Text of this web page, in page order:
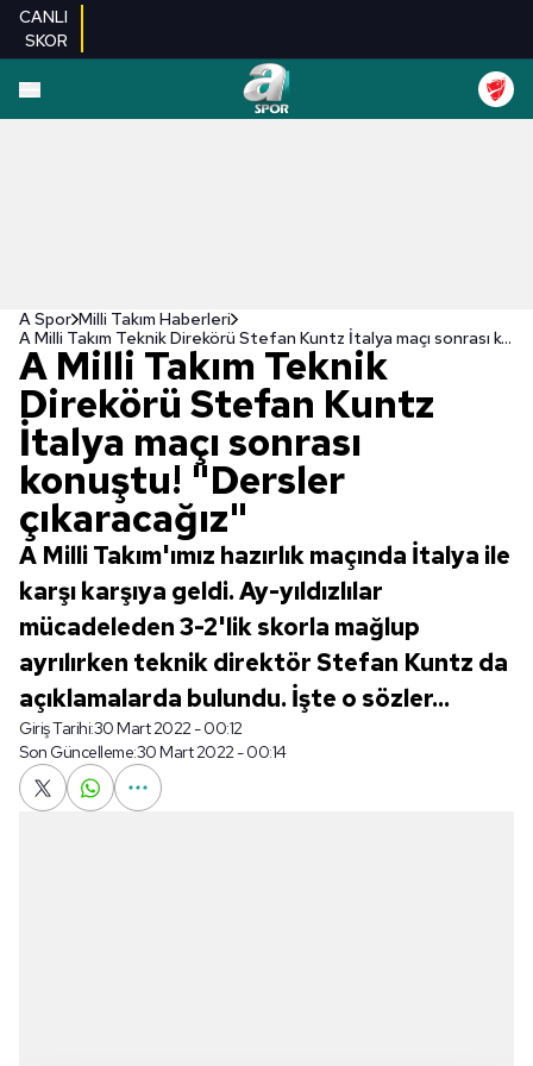
CANLI
SKOR
A Spor Milli Takım Haberleri
A Milli Takım Teknik Direkörü Stefan Kuntz İtalya maçı sonrası konuştu! "Dersler çıkaracağız"
A Milli Takım Teknik
Direkörü Stefan Kuntz
İtalya maçı sonrası
konuştu! "Dersler
çıkaracağız"
A Milli Takım'ımız hazırlık maçında İtalya ile
karşı karşıya geldi. Ay-yıldızlılar
mücadeleden 3-2'lik skorla mağlup
ayrılırken teknik direktör Stefan Kuntz da
açıklamalarda bulundu. İşte o sözler...
Giriş Tarihi:30 Mart 2022 - 00:12
Son Güncelleme:30 Mart 2022 - 00:14